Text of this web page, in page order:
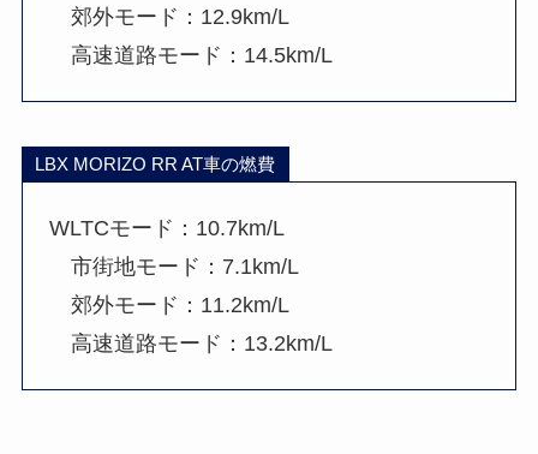
郊外モード：12.9km/L
高速道路モード：14.5km/L
LBX MORIZO RR AT車の燃費
WLTCモード：10.7km/L
市街地モード：7.1km/L
郊外モード：11.2km/L
高速道路モード：13.2km/L